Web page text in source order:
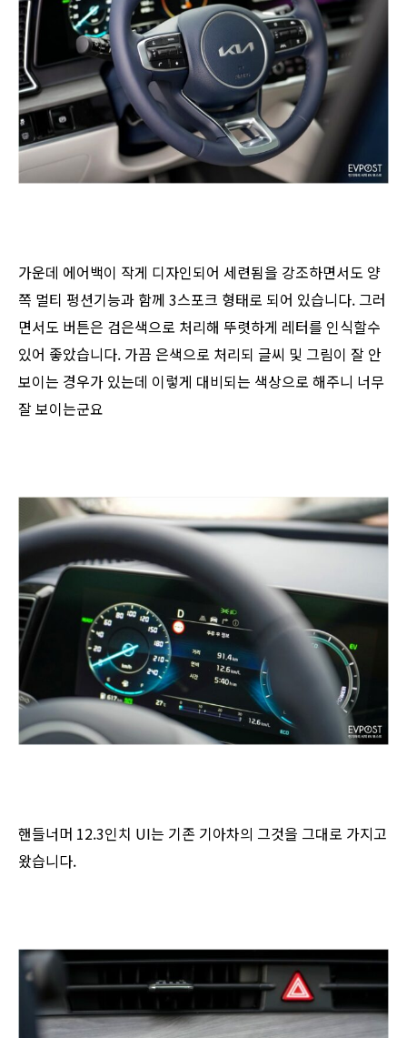
가운데 에어백이 작게 디자인되어 세련됨을 강조하면서도 양
쪽 멀티 펑션기능과 함께 3스포크 형태로 되어 있습니다. 그러
면서도 버튼은 검은색으로 처리해 뚜렷하게 레터를 인식할수
있어 좋았습니다. 가끔 은색으로 처리되 글씨 및 그림이 잘 안
보이는 경우가 있는데 이렇게 대비되는 색상으로 해주니 너무
잘 보이는군요
핸들너머 12.3인치 UI는 기존 기아차의 그것을 그대로 가지고
왔습니다.